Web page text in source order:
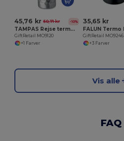
45,76 kr 50,71 kr -10%
TAMPAS Rejse termoflaske 280 ml
GiftRetail MO9120
+1 Farver
35,65 kr
GiftRetail MO9246
+3 Farver
Vis alle
FAQ